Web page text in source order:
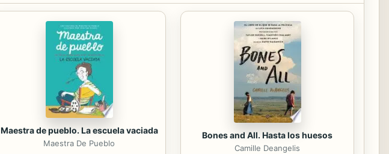
Maestra de pueblo. La escuela vaciada
Maestra De Pueblo
Bones and All. Hasta los huesos
Camille Deangelis